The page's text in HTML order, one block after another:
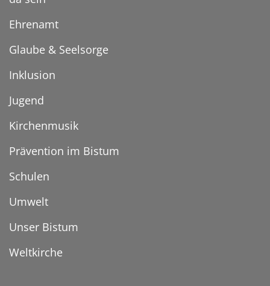
Ehrenamt
Glaube & Seelsorge
Inklusion
Jugend
Kirchenmusik
Prävention im Bistum
Schulen
Umwelt
Unser Bistum
Weltkirche